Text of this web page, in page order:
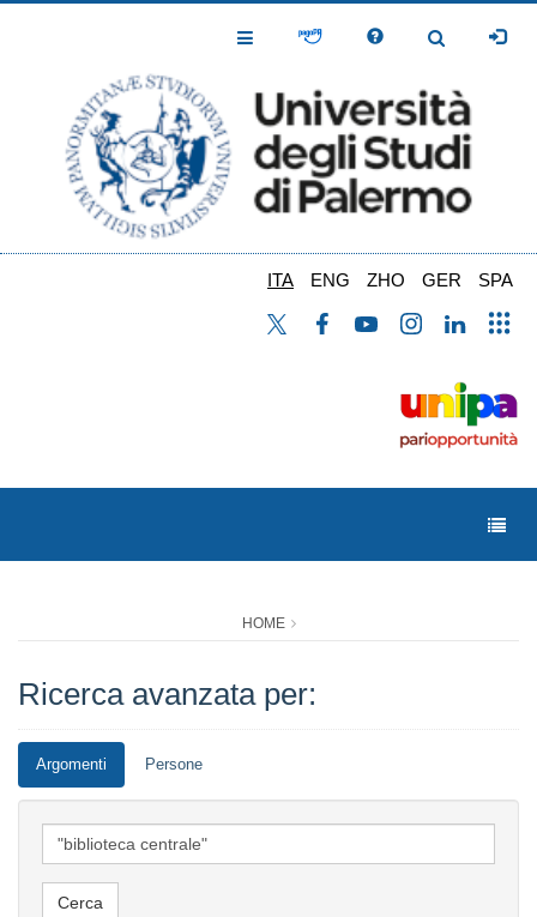
Toggle
Toggle
ITA ENG ZHO GER SPA
HOME
Ricerca avanzata per:
Argomenti Persone